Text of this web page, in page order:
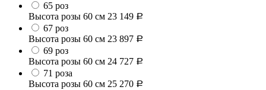
65 роз
Высота розы 60 см 23 149 Р
67 роз
Высота розы 60 см 23 897 Р
69 роз
Высота розы 60 см 24 727 Р
71 роза
Высота розы 60 см 25 270 Р